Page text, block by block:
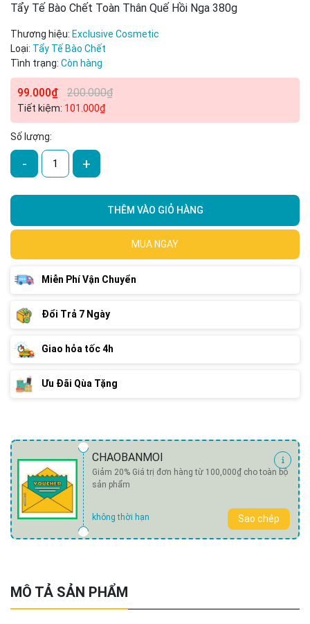
Tẩy Tế Bào Chết Toàn Thân Quế Hồi Nga 380g
Thương hiệu: Exclusive Cosmetic
Loại: Tẩy Tế Bào Chết
Tình trạng: Còn hàng
99.000₫ 200.000₫
Tiết kiệm: 101.000₫
Số lượng:
- +
THÊM VÀO GIỎ HÀNG
MUA NGAY
Miễn Phí Vận Chuyển
Đổi Trả 7 Ngày
Giao hỏa tốc 4h
Ưu Đãi Qùa Tặng
CHAOBANMOI
Giảm 20% Giá trị đơn hàng từ 100,000₫ cho toàn bộ
sản phẩm
không thời hạn Sao chép
Mã giảm giá:
Điều kiện:
MÔ TẢ SẢN PHẨM